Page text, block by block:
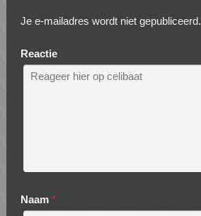
Je e-mailadres wordt niet gepubliceerd.
Reactie
Naam *